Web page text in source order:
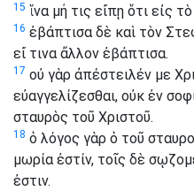
15 ἵνα μή τις εἴπῃ ὅτι εἰς
16 ἐβάπτισα δὲ καὶ τὸν
εἴ τινα ἄλλον ἐβάπτισα.
17 οὐ γὰρ ἀπέστειλέν με
εὐαγγελίζεσθαι, οὐκ ἐν
σταυρὸς τοῦ Χριστοῦ.
18 ὁ λόγος γὰρ ὁ τοῦ
μωρία ἐστίν, τοῖς δὲ
ἐστιν.